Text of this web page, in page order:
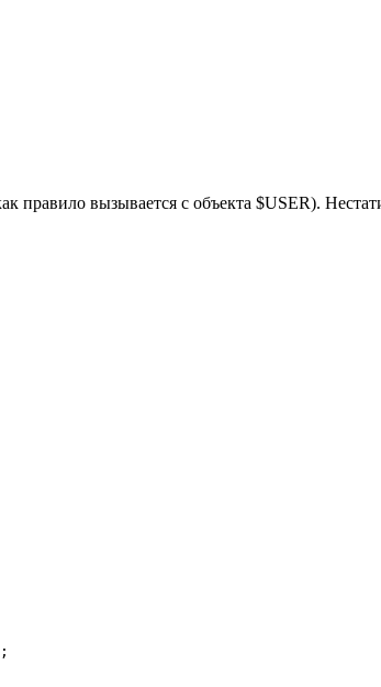
правило вызывается с объекта $USER).